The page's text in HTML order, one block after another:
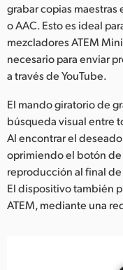
grabar copias
o AAC. Esto es ideal
mezcladores ATEM
necesario para enviar
a través de YouTube.
El mando giratorio de
búsqueda visual entre
Al encontrar el
oprimiendo el botón
reproducción al final
El dispositivo también
ATEM, mediante una